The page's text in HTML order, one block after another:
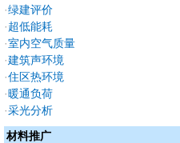
·绿建评价
·超低能耗
·室内空气质量
·建筑声环境
·住区热环境
·暖通负荷
·采光分析
材料推广